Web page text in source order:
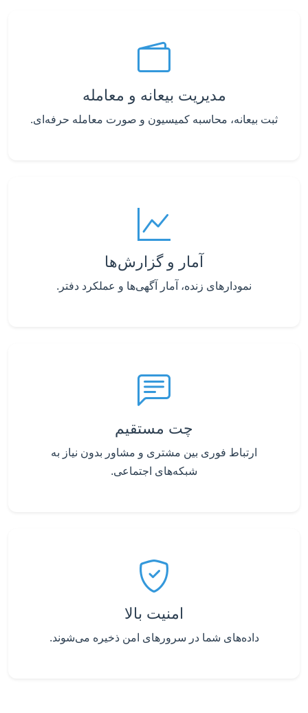
مدیریت بیعانه و معامله
ثبت بیعانه، محاسبه کمیسیون و صورت معامله حرفه‌ای.
آمار و گزارش‌ها
نمودارهای زنده، آمار آگهی‌ها و عملکرد دفتر.
چت مستقیم
ارتباط فوری بین مشتری و مشاور بدون نیاز به
شبکه‌های اجتماعی.
امنیت بالا
داده‌های شما در سرورهای امن ذخیره می‌شوند.